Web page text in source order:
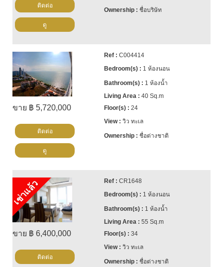
ชื่อบริษัท
ติดต่อ
ดู
ขาย ฿ 5,720,000
C004414
1 ห้องนอน
1 ห้องน้ำ
40 Sq.m
24
วิว ทะเล
ชื่อต่างชาติ
ติดต่อ
ดู
เช่าแล้ว
ขาย ฿ 6,400,000
CR1648
1 ห้องนอน
1 ห้องน้ำ
55 Sq.m
34
วิว ทะเล
ชื่อต่างชาติ
ติดต่อ